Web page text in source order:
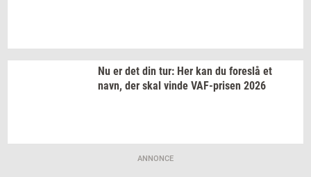
Nu er det din tur: Her kan du fo­re­slå et
navn, der skal vinde VAF-​prisen 2026
ANNONCE